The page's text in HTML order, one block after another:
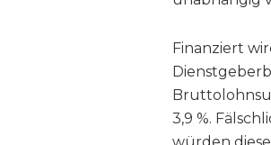
Finanziert
3,9 %.